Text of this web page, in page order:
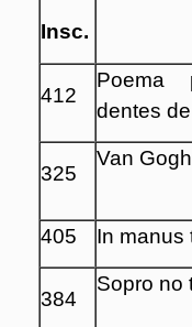
Insc.
412
Poema
dentes
325
Van Gogh
405 In manus
384
Sopro no